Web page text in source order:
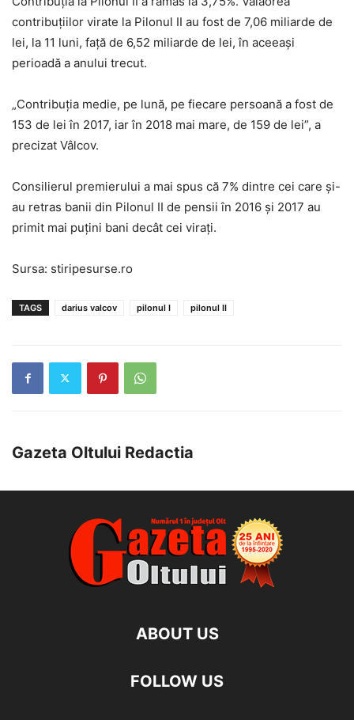
contribuțiilor virate la Pilonul II au fost de 7,06 miliarde de
lei, la 11 luni, față de 6,52 miliarde de lei, în aceeași
perioadă a anului trecut.
„Contribuția medie, pe lună, pe fiecare persoană a fost de
153 de lei în 2017, iar în 2018 mai mare, de 159 de lei”, a
precizat Vâlcov.
Consilierul premierului a mai spus că 7% dintre cei care și-
au retras banii din Pilonul II de pensii în 2016 și 2017 au
primit mai puțini bani decât cei virați.
Sursa: stiripesurse.ro
TAGS darius valcov pilonul I pilonul II
Gazeta Oltului Redactia
ABOUT US
FOLLOW US